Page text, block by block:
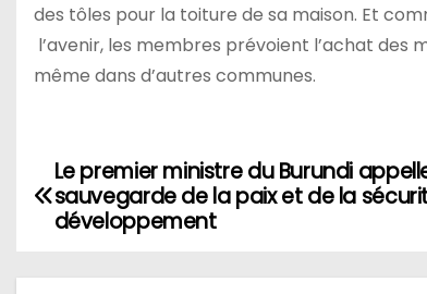
des tôles pour la toiture de sa maison. Et
l’avenir, les membres prévoient l’achat des
même dans d’autres communes.
Navigation
de
l’article
Le premier ministre du Burundi
sauvegarde de la paix et de la
développement